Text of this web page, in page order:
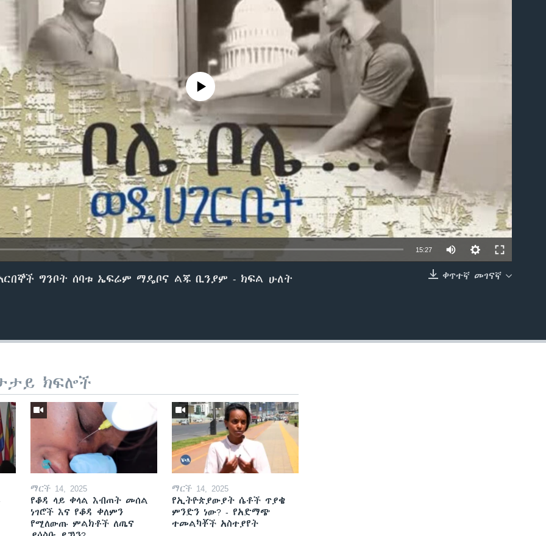
EMBED
No media source currently available
15:27
ቀጥተኛ መገናኛ
ግንቦት ሰባቱ ኤፍሬም ማዴቦና ልጁ ቢንያም - ክፍል ሁለት
ክፍሎች
ማርች 14, 2025
የቆዳ ላይ ቀላል እብጠት መሰል
ነገሮች እና የቆዳ ቀለምን
የሚለውጡ ምልክቶች ለጤና
ማርች 14, 2025
የኢትዮጵያውያት ሴቶች ጥያቄ
ምንድን ነው? - የአድማጭ
ተመልካቾች አስተያየት